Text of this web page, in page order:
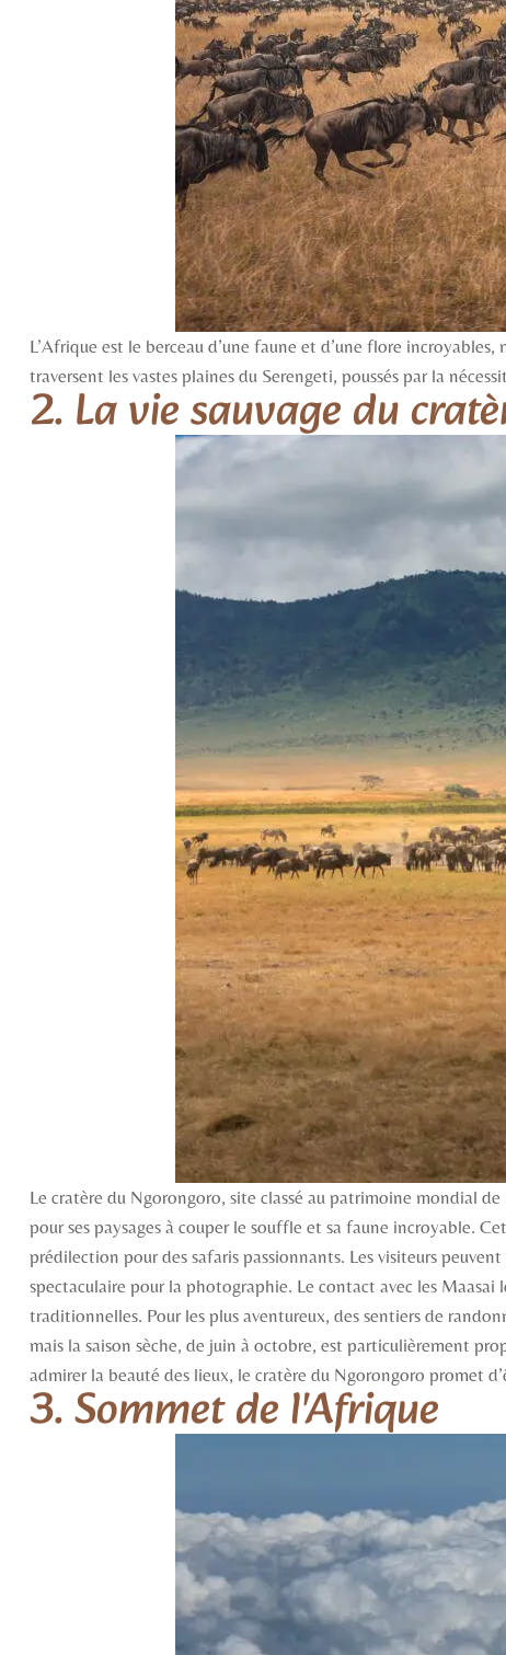
L’Afrique est le berceau d’une faune et d’une flore
traversent les vastes plaines du Serengeti, poussés par la
2. La vie sauvage du
Le cratère du Ngorongoro, site classé au patrimoine mondial
pour ses paysages à couper le souffle et sa faune incroyable.
prédilection pour des safaris passionnants. Les visiteurs
spectaculaire pour la photographie. Le contact avec les
traditionnelles. Pour les plus aventureux, des sentiers de
mais la saison sèche, de juin à octobre, est particulièrement
admirer la beauté des lieux, le cratère du Ngorongoro promet
3. Sommet de l'Afrique